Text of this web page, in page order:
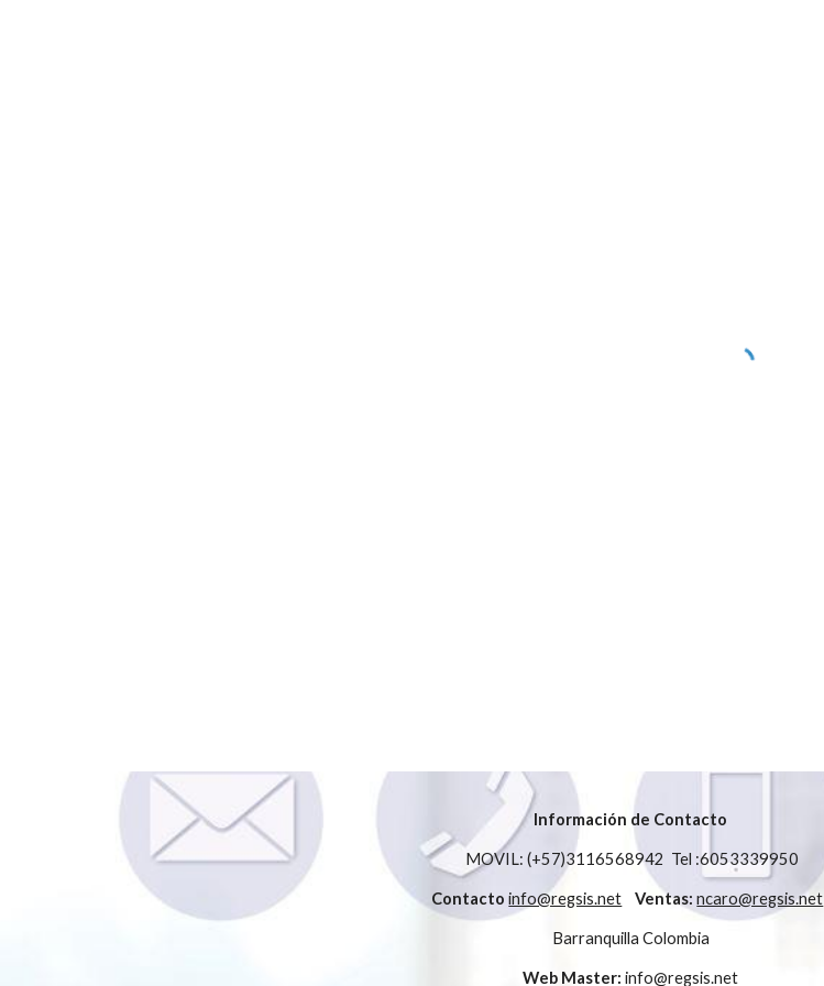
Información de Contacto
MOVIL: (+57)3116568942 Tel :6053339950
Contactoinfo@regsis.net Ventas:ncaro@regsis.net
Barranquilla Colombia
Web Master:info@regsis.net